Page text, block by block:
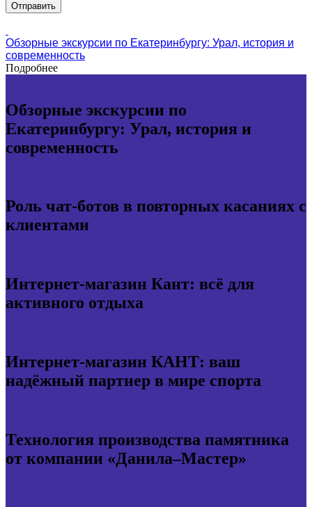
Обзорные экскурсии по Екатеринбургу: Урал, история и
современность
Подробнее
Обзорные экскурсии по
Екатеринбургу: Урал, история и
современность
Роль чат-ботов в повторных касаниях с
клиентами
Интернет-магазин Кант: всё для
активного отдыха
Интернет-магазин КАНТ: ваш
надёжный партнер в мире спорта
Технология производства памятника
от компании «Данила–Мастер»